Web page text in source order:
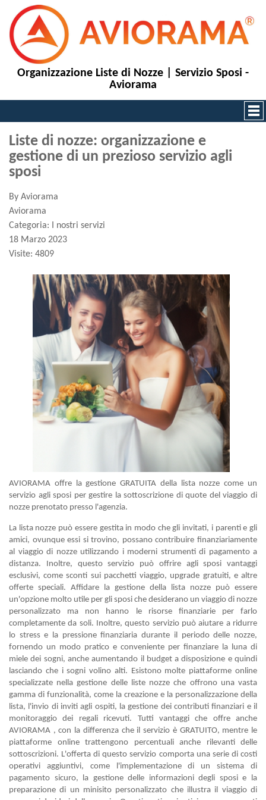
Organizzazione Liste di Nozze | Servizio Sposi -
Aviorama
Liste di nozze: organizzazione e
gestione di un prezioso servizio agli
sposi
By Aviorama
Aviorama
Categoria: I nostri servizi
18 Marzo 2023
Visite: 4809
AVIORAMA offre la gestione GRATUITA della lista nozze come un
servizio agli sposi per gestire la sottoscrizione di quote del viaggio di
nozze prenotato presso l'agenzia.
La lista nozze può essere gestita in modo che gli invitati, i parenti e gli
amici, ovunque essi si trovino, possano contribuire finanziariamente
al viaggio di nozze utilizzando i moderni strumenti di pagamento a
distanza. Inoltre, questo servizio può offrire agli sposi vantaggi
esclusivi, come sconti sui pacchetti viaggio, upgrade gratuiti, e altre
offerte speciali. Affidare la gestione della lista nozze può essere
un'opzione molto utile per gli sposi che desiderano un viaggio di nozze
personalizzato ma non hanno le risorse finanziarie per farlo
completamente da soli. Inoltre, questo servizio può aiutare a ridurre
lo stress e la pressione finanziaria durante il periodo delle nozze,
fornendo un modo pratico e conveniente per finanziare la luna di
miele dei sogni, anche aumentando il budget a disposizione e quindi
lasciando che i sogni volino alti. Esistono molte piattaforme online
specializzate nella gestione delle liste nozze che offrono una vasta
gamma di funzionalità, come la creazione e la personalizzazione della
lista, l'invio di inviti agli ospiti, la gestione dei contributi finanziari e il
monitoraggio dei regali ricevuti. Tutti vantaggi che offre anche
AVIORAMA , con la differenza che il servizio è GRATUITO, mentre le
piattaforme online trattengono percentuali anche rilevanti delle
sottoscrizioni. L'offerta di questo servizio comporta una serie di costi
operativi aggiuntivi, come l'implementazione di un sistema di
pagamento sicuro, la gestione delle informazioni degli sposi e la
preparazione di un minisito personalizzato che illustra il viaggio di